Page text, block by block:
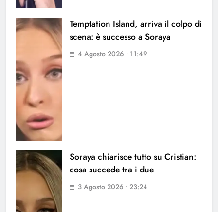
Temptation Island, arriva il colpo di
scena: è successo a Soraya
4 Agosto 2026 • 11:49
Soraya chiarisce tutto su Cristian:
cosa succede tra i due
3 Agosto 2026 • 23:24